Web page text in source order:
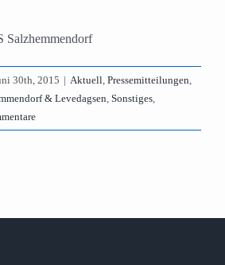
Salzhemmendorf
30th, 2015 | Aktuell, Pressemitteilungen,
& Levedagsen, Sonstiges,